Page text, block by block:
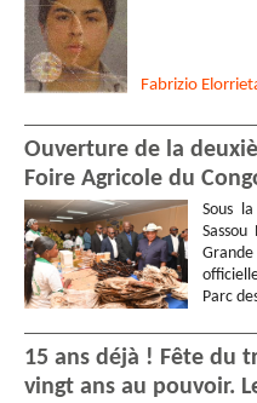
Fabrizio
Ouverture de la
Foire Agricole du
Sous
Parc
15 ans déjà ! Fête du
vingt ans au pouvoir.